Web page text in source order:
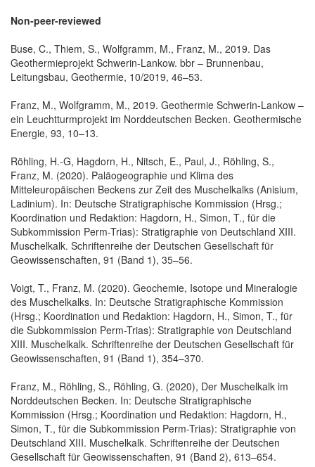
Non-peer-reviewed
Buse, C., Thiem, S., Wolfgramm, M., Franz, M., 2019. Das
Geothermieprojekt Schwerin-Lankow. bbr – Brunnenbau,
Leitungsbau, Geothermie, 10/2019, 46–53.
Franz, M., Wolfgramm, M., 2019. Geothermie Schwerin-Lankow –
ein Leuchtturmprojekt im Norddeutschen Becken. Geothermische
Energie, 93, 10–13.
Röhling, H.-G, Hagdorn, H., Nitsch, E., Paul, J., Röhling, S.,
Franz, M. (2020). Paläogeographie und Klima des
Mitteleuropäischen Beckens zur Zeit des Muschelkalks (Anisium,
Ladinium). In: Deutsche Stratigraphische Kommission (Hrsg.;
Koordination und Redaktion: Hagdorn, H., Simon, T., für die
Subkommission Perm-Trias): Stratigraphie von Deutschland XIII.
Muschelkalk. Schriftenreihe der Deutschen Gesellschaft für
Geowissenschaften, 91 (Band 1), 35–56.
Voigt, T., Franz, M. (2020). Geochemie, Isotope und Mineralogie
des Muschelkalks. In: Deutsche Stratigraphische Kommission
(Hrsg.; Koordination und Redaktion: Hagdorn, H., Simon, T., für
die Subkommission Perm-Trias): Stratigraphie von Deutschland
XIII. Muschelkalk. Schriftenreihe der Deutschen Gesellschaft für
Geowissenschaften, 91 (Band 1), 354–370.
Franz, M., Röhling, S., Röhling, G. (2020), Der Muschelkalk im
Norddeutschen Becken. In: Deutsche Stratigraphische
Kommission (Hrsg.; Koordination und Redaktion: Hagdorn, H.,
Simon, T., für die Subkommission Perm-Trias): Stratigraphie von
Deutschland XIII. Muschelkalk. Schriftenreihe der Deutschen
Gesellschaft für Geowissenschaften, 91 (Band 2), 613–654.